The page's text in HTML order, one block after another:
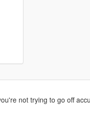
not trying to go off